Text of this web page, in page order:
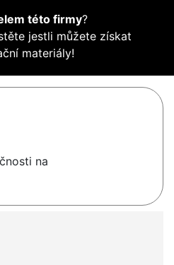
této firmy?
jestli můžete získat
materiály!
na